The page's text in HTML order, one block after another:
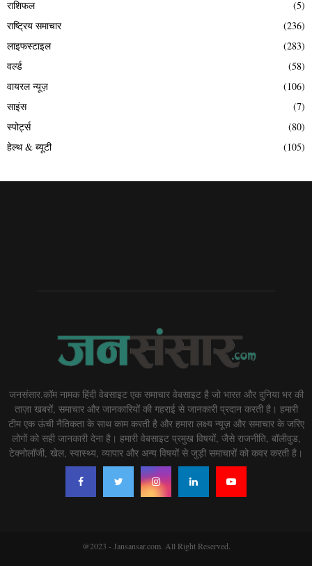
राशिफल
(5)
राष्ट्रिय समाचार
(236)
लाइफस्टाइल
(283)
वर्ल्ड
(58)
वायरल न्यूज़
(106)
साइंस
(7)
स्पोर्ट्स
(80)
हेल्थ & ब्यूटी
(105)
जनसंसार.कॉम नामक हिंदी वेबसाइट एक समाचार वेबसाइट है जो भारत और दुनिया भर की
ताज़ा खबरों, समाचार और जानकारियों की गहराई से जानकारी प्रदान करती है। हमारी
टीम एक ऊंची नैतिकता के साथ काम करती है और हमारा लक्ष्य न्यूज़ और समाचार के जरिए
लोगों को सही जानकारी देना है। हमारी वेबसाइट प्रमुख विषयों, जैसे राजनीति, बॉलीवुड,
टेक्नोलॉजी, खेल, स्वास्थ्य, व्यापार और अन्य विषयों से जुड़ी समाचारों को कवर करती है।
@2023 - Jansansar.com. All Right Reserved.